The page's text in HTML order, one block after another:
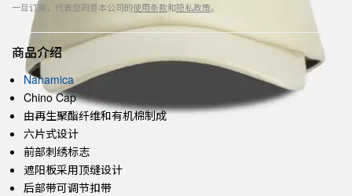
一旦订阅，代表您同意本公司的使用条款和隐私政策。
商品介绍
Nanamica
Chino Cap
由再生聚酯纤维和有机棉制成
六片式设计
前部刺绣标志
遮阳板采用顶缝设计
后部带可调节扣带